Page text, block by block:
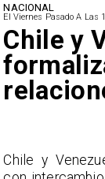
NACIONAL
El Viernes Pasado A Las
de
Fabiola
La